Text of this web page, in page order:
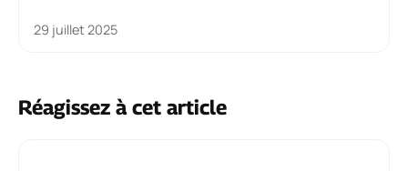
29 juillet 2025
Réagissez à cet article